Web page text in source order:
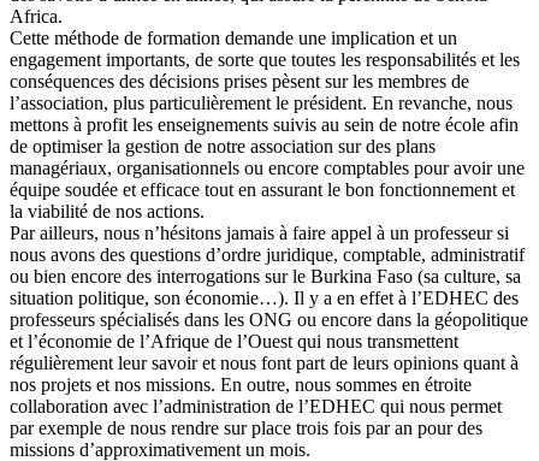
Africa.
Cette méthode de formation demande une implication et un
engagement importants, de sorte que toutes les responsabilités et les
conséquences des décisions prises pèsent sur les membres de
l’association, plus particulièrement le président. En revanche, nous
mettons à profit les enseignements suivis au sein de notre école afin
de optimiser la gestion de notre association sur des plans
managériaux, organisationnels ou encore comptables pour avoir une
équipe soudée et efficace tout en assurant le bon fonctionnement et
la viabilité de nos actions.
Par ailleurs, nous n’hésitons jamais à faire appel à un professeur si
nous avons des questions d’ordre juridique, comptable, administratif
ou bien encore des interrogations sur le Burkina Faso (sa culture, sa
situation politique, son économie…). Il y a en effet à l’EDHEC des
professeurs spécialisés dans les ONG ou encore dans la géopolitique
et l’économie de l’Afrique de l’Ouest qui nous transmettent
régulièrement leur savoir et nous font part de leurs opinions quant à
nos projets et nos missions. En outre, nous sommes en étroite
collaboration avec l’administration de l’EDHEC qui nous permet
par exemple de nous rendre sur place trois fois par an pour des
missions d’approximativement un mois.